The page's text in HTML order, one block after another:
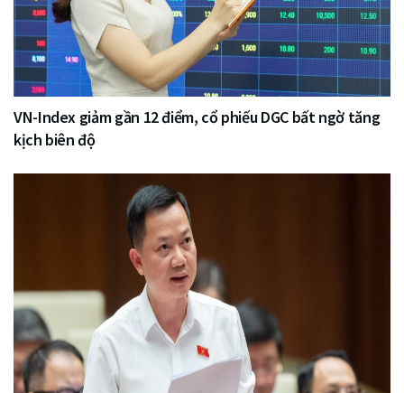
VN-Index giảm gần 12 điểm, cổ phiếu DGC bất ngờ tăng
kịch biên độ